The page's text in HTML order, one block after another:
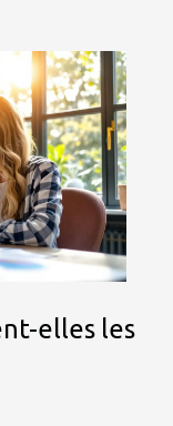
elles les